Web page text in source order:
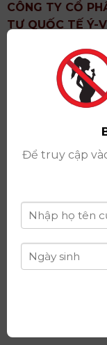
CÔNG TY CỔ
TƯ QUỐC TẾ Ý-
: Khu 6,
Showroom: Số
Thành Phố Hà
Giấy ĐKKD số:
Phố Hà Nội cấp
thay đổi lần thứ
Giấy phép Phân
Công Thương
Ngân hàng:
Việt Nam (BIDV)
tư quốc tế Ý-Việt
Tây
THÔNG TIN
Để truy cập